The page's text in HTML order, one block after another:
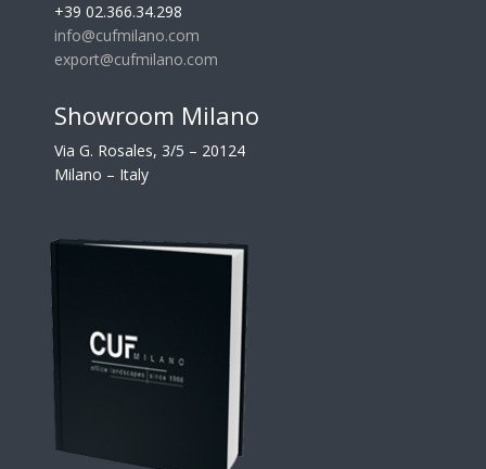
+39 02.366.34.298
info@cufmilano.com
export@cufmilano.com
Showroom Milano
Via G. Rosales, 3/5 – 20124
Milano – Italy